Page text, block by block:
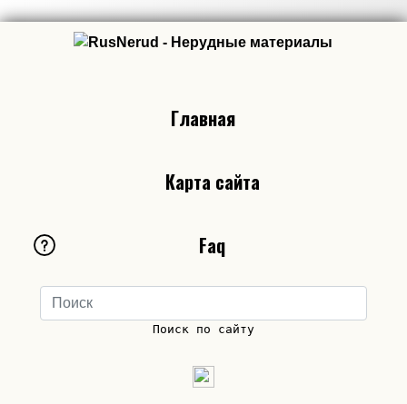
Главная
Карта сайта
Faq
Поиск по сайту